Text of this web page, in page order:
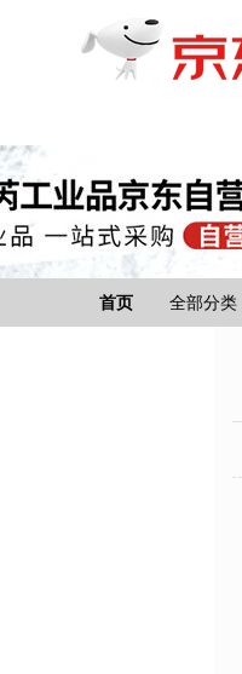
首页 全部分类